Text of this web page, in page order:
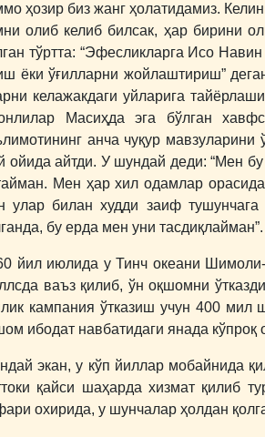
ҳозир биз жанг ҳолатидамиз.
олиб келиб билсак, ҳар бирини
тўртта: “Эфесликларга Исо
ёки ўғилларни жойлаштириш”
келажакдаги уйларига
Масиҳда эга бўлган
анча чуқур
ойида айтди. У шундай деди: “Мен
Мен ҳар хил одамлар
улар билан худди заиф тушунчага
бу ерда мен уни тасдиқлайман”.
йил июлида у Тинч океани
ваъз қилиб, ўн оқшомни
кампания ўтказиш учун 400 мил
ибодат навбатидаги янада
экан, у кўп йиллар мобайнида
қайси шаҳарда хизмат қилиб
охирида, у шунчалар ҳолдан